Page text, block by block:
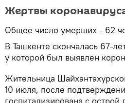
Жертвы
Общее число умерших - 62
В Ташкенте скончалась 67-
у которой был выявлен
Жительница
10 июля, после
госпитализирована с острой